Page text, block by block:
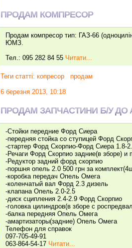
ПРОДАМ КОМПРЕСОР
Продам компресор тип: ГАЗ-66
ЮМЗ.
Тел.: 095 282 84 55 Читати...
Теги статті: копресор продам
6 березня 2013, 10:18
ПРОДАМ ЗАПЧАСТИНИ Б/У ДО
-Стойки передние Форд Сиера
-передняя стойка со ступицей Форд
-стартер Форд Скорпио-Форд Сиера 1.8-
-Речаги Форд Скорпио задние(в зборе) и
-Редуктор задний форд скорпио
-поршня опель 2.0 500 грн за
-коробка передач Опель Омега
-коленчатый вал Форд 2.3 дизель
-клапана Опель 2.0-2.5
-диск сципления 2.4-2.9 Форд Скорпио
-головка цилиндров(в зборе с
-балка передняя Опель Омега
-амартизаторы(задние) Опель Омегa
Телефон для справок
097-705-49-91
063-864-54-17 Читати...